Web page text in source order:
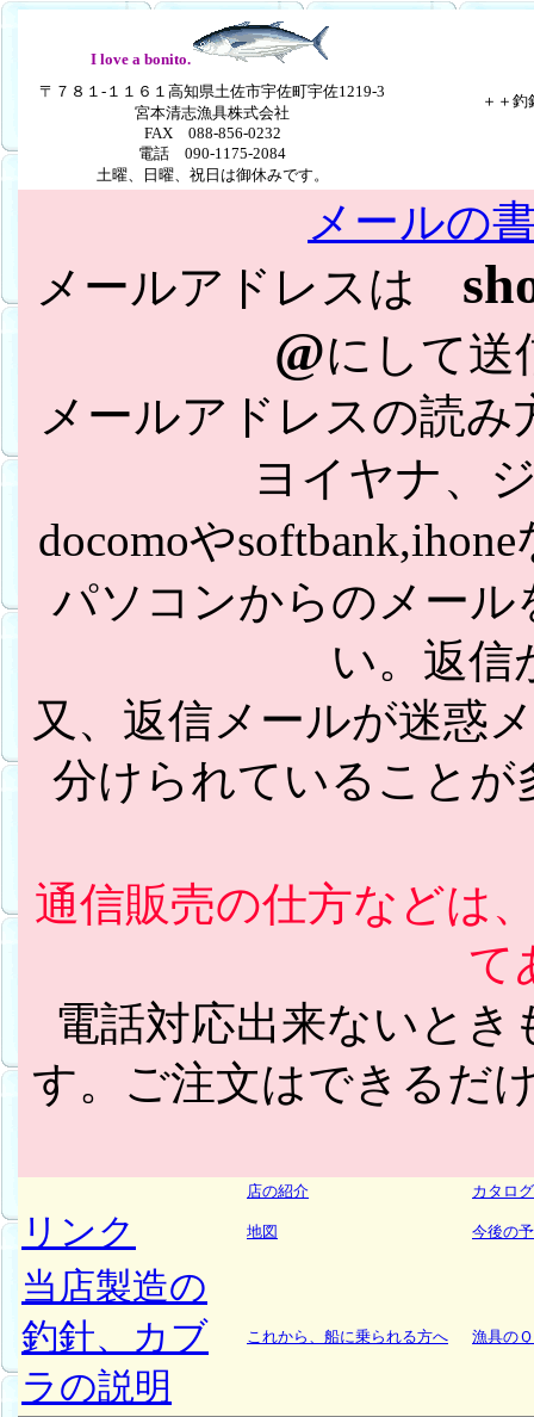
I love a bonito.
〒７８１-１１６１高知県土佐市宇佐町宇佐1219-3
宮本清志漁具株式会社
FAX 088-856-0232
電話 090-1175-2084
土曜、日曜、祝日は御休みです。
＋＋
メールの
メールアドレスは
@にして送
メールアドレスの読
ヨイヤナ、
docomoや
パソコンからのメー
い。返信
又、返信メールが迷惑
分けられていること
通信販売の仕方などは
て
電話対応出来ないと
す。ご注文はできるだ
店の紹介 カタログ
リンク 地図 今後の
当店製造の
釣針、カブ
ラの説明
これから、船に乗られる方へ 漁具の